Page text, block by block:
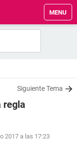
MENU
Siguiente Tema
regla
2017 a las 17:23